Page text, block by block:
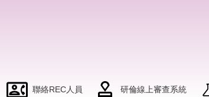
聯絡REC人員 研倫線上審查系統